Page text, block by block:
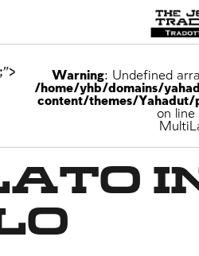
Warning: Undefined
/home/yhb/domains/
content/themes/
on line